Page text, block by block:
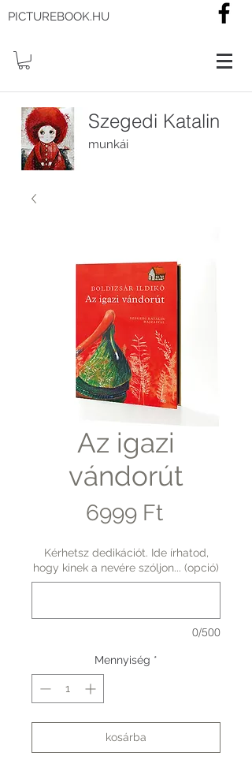
PICTUREBOOK.HU
Szegedi Katalin
munkái
Az igazi
vándorút
6999 FtÁr
Kérhetsz dedikációt. Ide írhatod,
hogy kinek a nevére szóljon... (opció)
0/500
Mennyiség *
kosárba